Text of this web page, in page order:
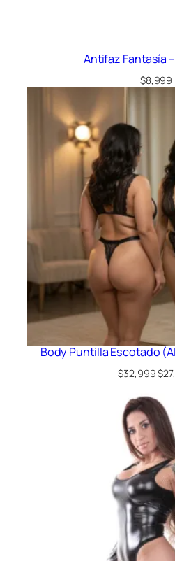
Antifaz Fantasía
$8,999
Body Puntilla Escotado
$32,999El
era:
$